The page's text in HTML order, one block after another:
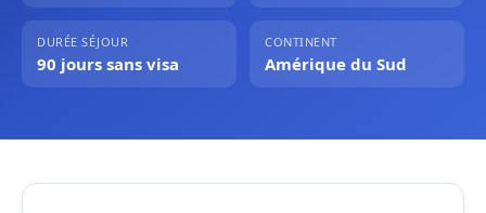
DURÉE SÉJOUR
90 jours sans visa
CONTINENT
Amérique du Sud